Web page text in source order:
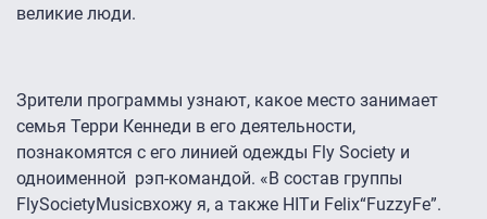
великие люди.
Зрители программы узнают, какое место занимает
семья Терри Кеннеди в его деятельности,
познакомятся с его линией одежды Fly Society и
одноименной рэп-командой. «В состав группы
FlySocietyMusicвхожу я, а также HITи Felix“FuzzyFe”.